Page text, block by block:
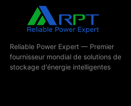
Reliable Power Expert — Premier
fournisseur mondial de solutions de
stockage d'énergie intelligentes